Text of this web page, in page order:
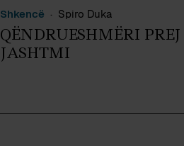
Shkencë Spiro Duka
QËNDRUESHMËRI PREJ
JASHTMI